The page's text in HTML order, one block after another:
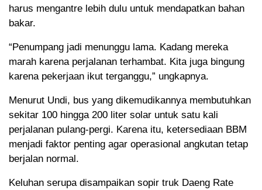
harus mengantre lebih dulu untuk mendapatkan bahan
bakar.
“Penumpang jadi menunggu lama. Kadang mereka
marah karena perjalanan terhambat. Kita juga bingung
karena pekerjaan ikut terganggu,” ungkapnya.
Menurut Undi, bus yang dikemudikannya membutuhkan
sekitar 100 hingga 200 liter solar untuk satu kali
perjalanan pulang-pergi. Karena itu, ketersediaan BBM
menjadi faktor penting agar operasional angkutan tetap
berjalan normal.
Keluhan serupa disampaikan sopir truk Daeng Rate